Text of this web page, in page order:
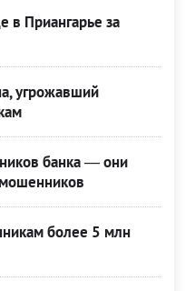
в Приангарье за
угрожавший
банка — они
более 5 млн